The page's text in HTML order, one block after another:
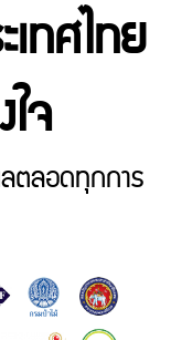
ทศไทย
จ
ตลอดทุกการ